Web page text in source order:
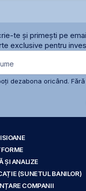
te și primești pe
exclusive pentru
dezabona oricând.
ȘI ANALIZE
(SUNETUL BANILOR)
COMPANII